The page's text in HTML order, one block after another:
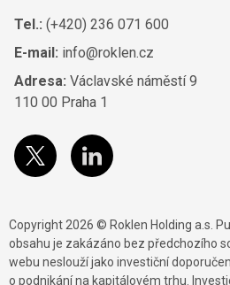
Tel.: (+420) 236 071 600
E-mail: info@roklen.cz
Adresa: Václavské náměstí 9
110 00 Praha 1
Copyright 2026 © Roklen Holding a.s.
obsahu je zakázáno bez předchozího
webu neslouží jako investiční
o podnikání na kapitálovém trhu.